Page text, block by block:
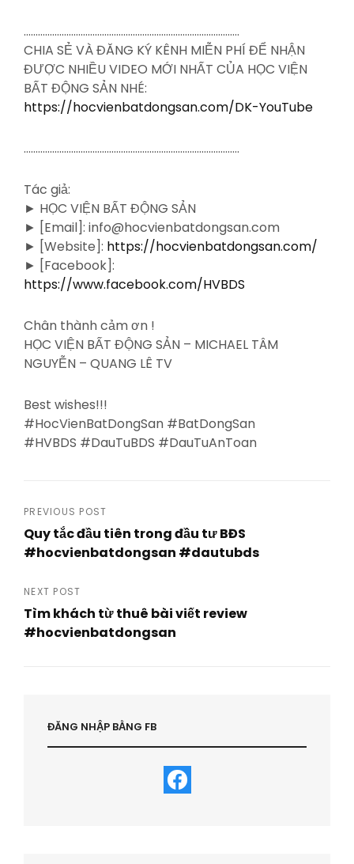
……………………………………………………………………………….
CHIA SẺ VÀ ĐĂNG KÝ KÊNH MIỄN PHÍ ĐỂ NHẬN
ĐƯỢC NHIỀU VIDEO MỚI NHẤT CỦA HỌC VIỆN
BẤT ĐỘNG SẢN NHÉ:
https://hocvienbatdongsan.com/DK-YouTube
……………………………………………………………………………….
Tác giả:
► HỌC VIỆN BẤT ĐỘNG SẢN
► [Email]: info@hocvienbatdongsan.com
► [Website]: https://hocvienbatdongsan.com/
► [Facebook]:
https://www.facebook.com/HVBDS
Chân thành cảm ơn !
HỌC VIỆN BẤT ĐỘNG SẢN – MICHAEL TÂM
NGUYỄN – QUANG LÊ TV
Best wishes!!!
#HocVienBatDongSan #BatDongSan
#HVBDS #DauTuBDS #DauTuAnToan
Post
navigation
PREVIOUS POST
Quy tắc đầu tiên trong đầu tư BĐS
#hocvienbatdongsan #dautubds
Post
NEXT POST
Tìm khách từ thuê bài viết review
#hocvienbatdongsan
ĐĂNG NHẬP BẰNG FB